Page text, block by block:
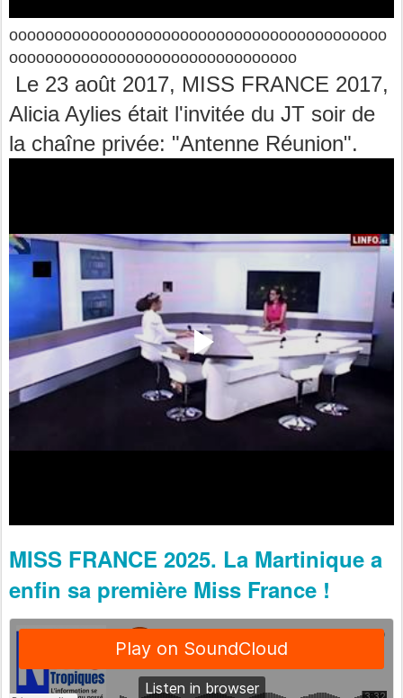
oooooooooooooooooooooooooooooooooooooooooo
oooooooooooooooooooooooooooooooo
Le 23 août 2017, MISS FRANCE 2017,
Alicia Aylies était l'invitée du JT soir de
la chaîne privée: "Antenne Réunion".
MISS FRANCE 2025. La Martinique a
enfin sa première Miss France !